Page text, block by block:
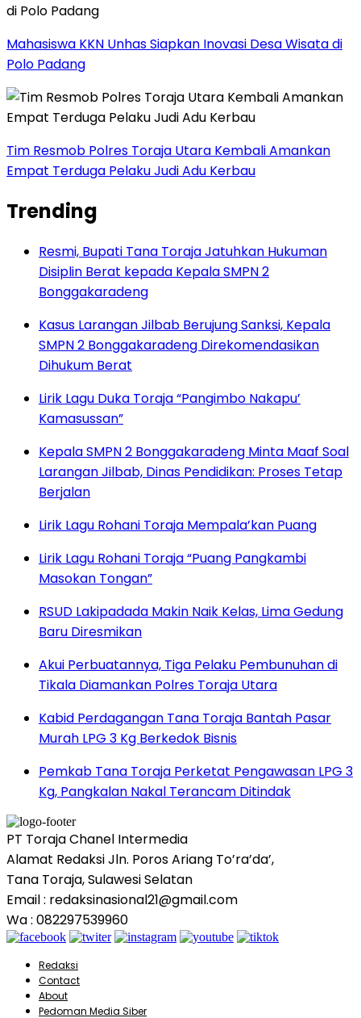
Mahasiswa KKN Unhas Siapkan Inovasi Desa Wisata di
Polo Padang
Tim Resmob Polres Toraja Utara Kembali Amankan
Empat Terduga Pelaku Judi Adu Kerbau
Trending
Resmi, Bupati Tana Toraja Jatuhkan Hukuman
Disiplin Berat kepada Kepala SMPN 2
Bonggakaradeng
Kasus Larangan Jilbab Berujung Sanksi, Kepala
SMPN 2 Bonggakaradeng Direkomendasikan
Dihukum Berat
Lirik Lagu Duka Toraja “Pangimbo Nakapu’
Kamasussan”
Kepala SMPN 2 Bonggakaradeng Minta Maaf Soal
Larangan Jilbab, Dinas Pendidikan: Proses Tetap
Berjalan
Lirik Lagu Rohani Toraja Mempala’kan Puang
Lirik Lagu Rohani Toraja “Puang Pangkambi
Masokan Tongan”
RSUD Lakipadada Makin Naik Kelas, Lima Gedung
Baru Diresmikan
Akui Perbuatannya, Tiga Pelaku Pembunuhan di
Tikala Diamankan Polres Toraja Utara
Kabid Perdagangan Tana Toraja Bantah Pasar
Murah LPG 3 Kg Berkedok Bisnis
Pemkab Tana Toraja Perketat Pengawasan LPG 3
Kg, Pangkalan Nakal Terancam Ditindak
PT Toraja Chanel Intermedia
Alamat Redaksi Jln. Poros Ariang To’ra’da’,
Tana Toraja, Sulawesi Selatan
Email : redaksinasional21@gmail.com
Wa : 082297539960
Redaksi
Contact
About
Pedoman Media Siber